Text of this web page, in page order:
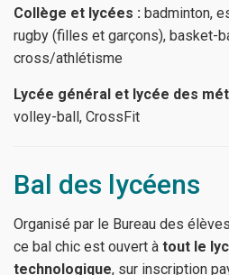
Collège et lycées : badminton,
rugby (filles et garçons), basket-
cross/athlétisme
Lycée général et lycée des
volley-ball, CrossFit
Bal des lycéens
Organisé par le Bureau des
ce bal chic est ouvert à tout le
technologique, sur inscription